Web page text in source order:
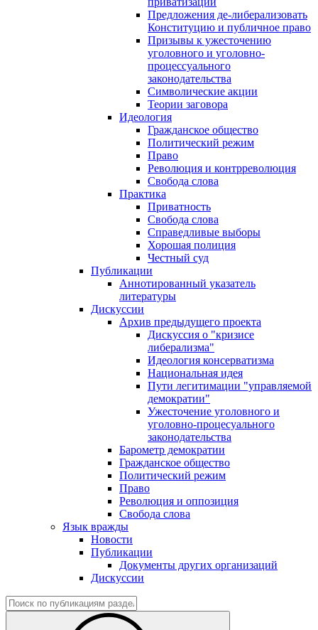
Предложения де-либерализовать
Конституцию и публичное право
Призывы к ужесточению
уголовного и уголовно-
процессуального
законодательства
Символические акции
Теории заговора
Идеология
Гражданское общество
Политический режим
Право
Революция и контрреволюция
Свобода слова
Практика
Приватность
Свобода слова
Справедливые выборы
Хорошая полиция
Честный суд
Публикации
Аннотированный указатель
литературы
Дискуссии
Архив предыдущего проекта
Дискуссия о "кризисе
либерализма"
Идеология консерватизма
Национальная идея
Пути легитимации "управляемой
демократии"
Ужесточение уголовного и
уголовно-процесуального
законодательства
Барометр демократии
Гражданское общество
Политический режим
Право
Революция и оппозиция
Свобода слова
Язык вражды
Новости
Публикации
Документы других организаций
Дискуссии